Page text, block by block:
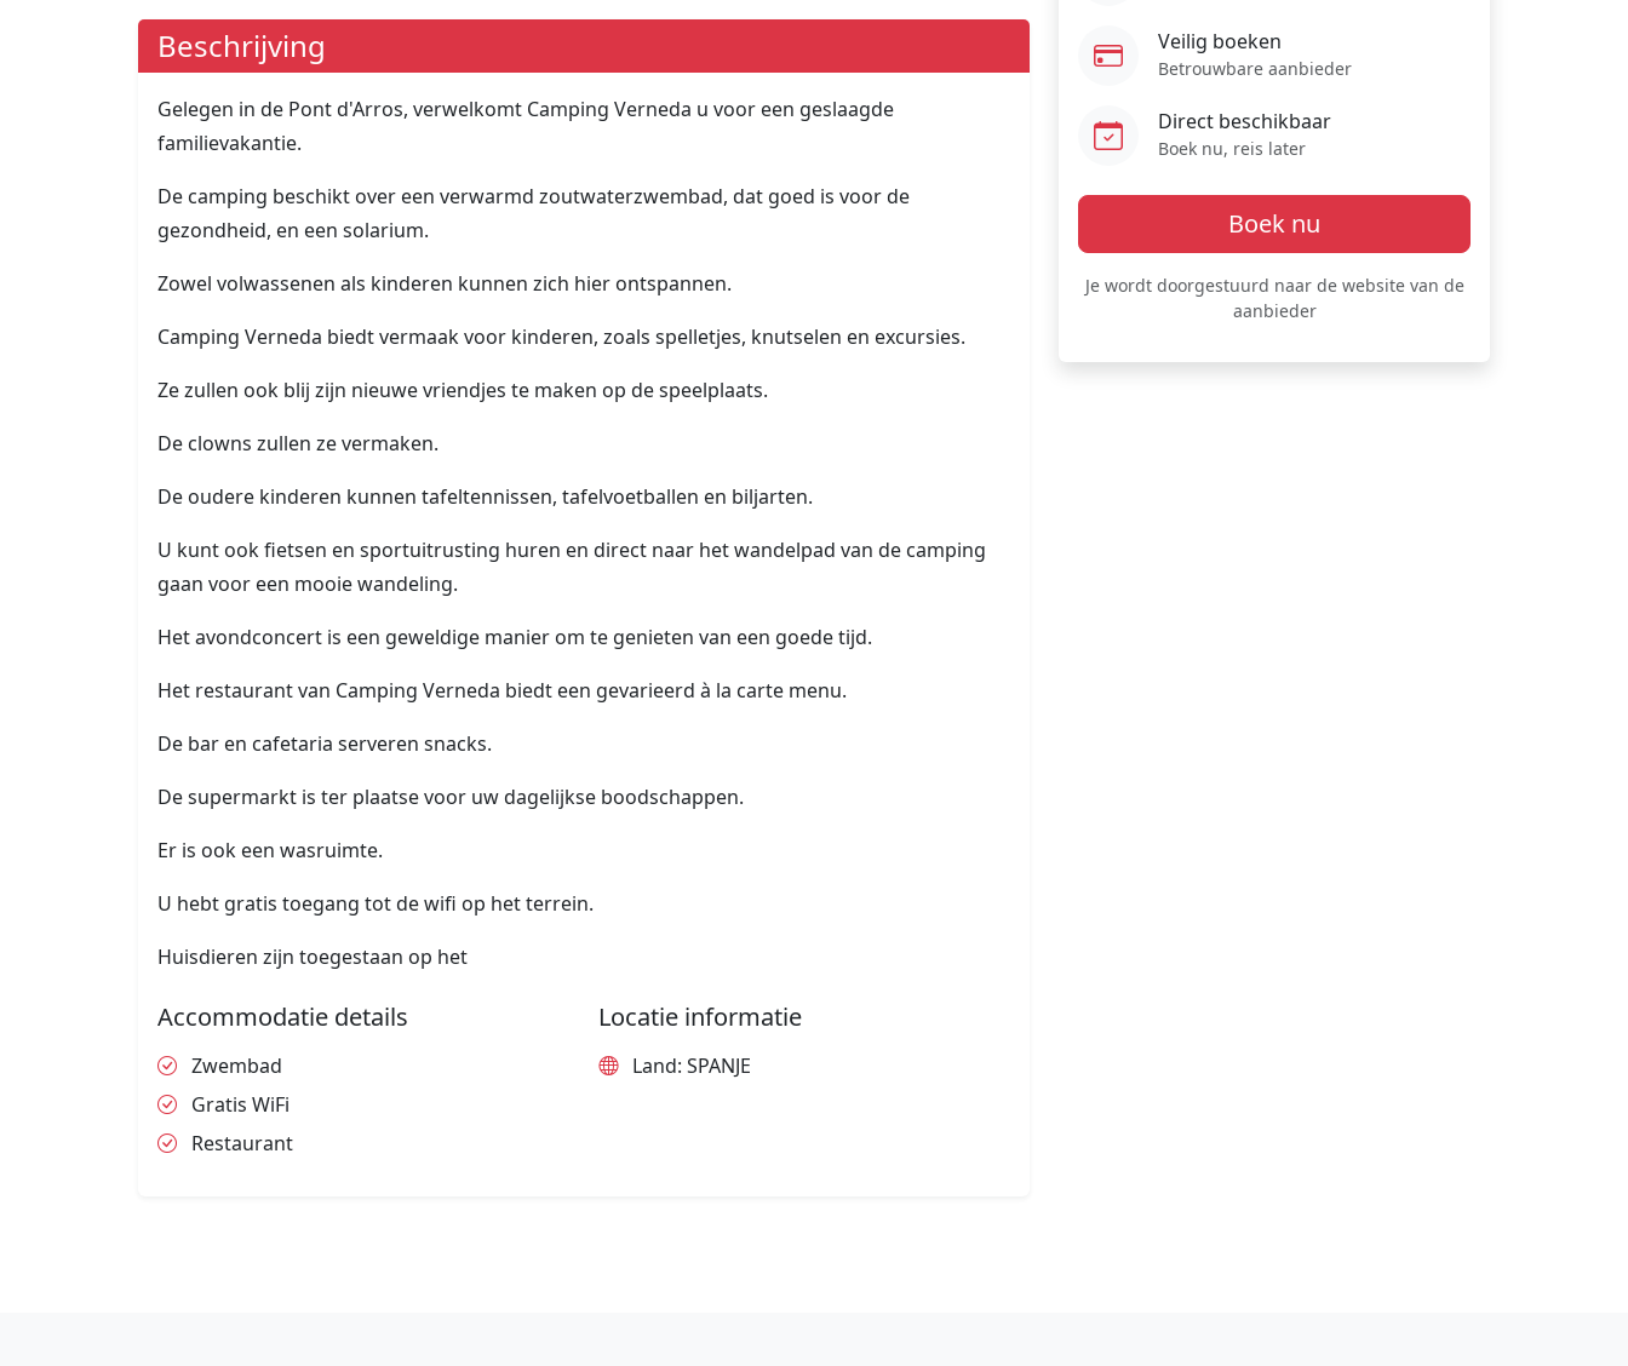
Beschrijving
Gelegen in de Pont d'Arros, verwelkomt Camping Verneda u voor een geslaagde
familievakantie.
De camping beschikt over een verwarmd zoutwaterzwembad, dat goed is voor de
gezondheid, en een solarium.
Zowel volwassenen als kinderen kunnen zich hier ontspannen.
Camping Verneda biedt vermaak voor kinderen, zoals spelletjes, knutselen en excursies.
Ze zullen ook blij zijn nieuwe vriendjes te maken op de speelplaats.
De clowns zullen ze vermaken.
De oudere kinderen kunnen tafeltennissen, tafelvoetballen en biljarten.
U kunt ook fietsen en sportuitrusting huren en direct naar het wandelpad van de camping
gaan voor een mooie wandeling.
Het avondconcert is een geweldige manier om te genieten van een goede tijd.
Het restaurant van Camping Verneda biedt een gevarieerd à la carte menu.
De bar en cafetaria serveren snacks.
De supermarkt is ter plaatse voor uw dagelijkse boodschappen.
Er is ook een wasruimte.
U hebt gratis toegang tot de wifi op het terrein.
Huisdieren zijn toegestaan op het
Accommodatie details
Zwembad
Gratis WiFi
Restaurant
Locatie informatie
Land: SPANJE
Veilig boeken
Betrouwbare aanbieder
Direct beschikbaar
Boek nu, reis later
Boek nu
Je wordt doorgestuurd naar de website van de
aanbieder